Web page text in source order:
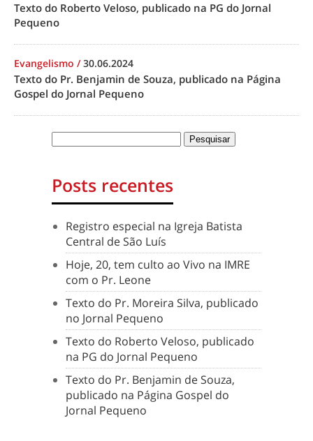
Texto do Roberto Veloso, publicado na PG do Jornal
Pequeno
Evangelismo /30.06.2024
Texto do Pr. Benjamin de Souza, publicado na Página
Gospel do Jornal Pequeno
Posts recentes
Registro especial na Igreja Batista
Central de São Luís
Hoje, 20, tem culto ao Vivo na IMRE
com o Pr. Leone
Texto do Pr. Moreira Silva, publicado
no Jornal Pequeno
Texto do Roberto Veloso, publicado
na PG do Jornal Pequeno
Texto do Pr. Benjamin de Souza,
publicado na Página Gospel do
Jornal Pequeno